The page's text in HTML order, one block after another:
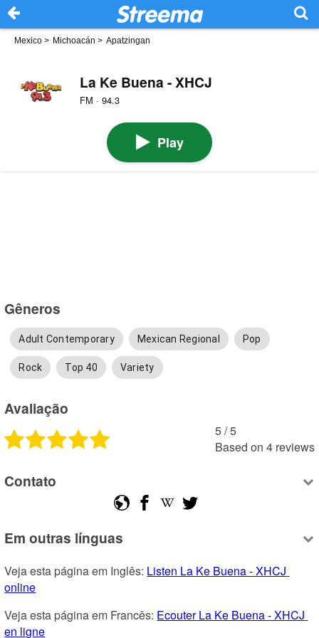
Mexico > Michoacán > Apatzingan
La Ke Buena - XHCJ
FM · 94.3
Play
Gêneros
Adult Contemporary Mexican Regional Pop
Rock Top 40 Variety
Avaliação
5 /5
Based on 4 reviews
Contato
Em outras línguas
Veja esta página em Inglês: Listen La Ke Buena - XHCJ
online
Veja esta página em Francês: Ecouter La Ke Buena - XHCJ
en ligne